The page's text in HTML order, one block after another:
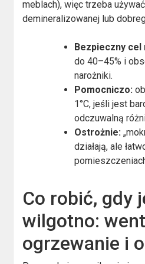
meblach), więc trzeba
demineralizowanej lub
Bezpieczny cel
do 40–45% i
narożniki.
Pomocniczo:
1°C, jeśli jest
odczuwalną
Ostrożnie:
działają, ale
Co robić, gdy
wilgotno:
ogrzewanie i